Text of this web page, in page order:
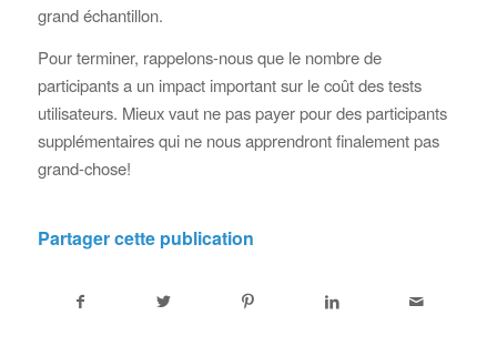
grand échantillon.
Pour terminer, rappelons-nous que le nombre de
participants a un impact important sur le coût des tests
utilisateurs. Mieux vaut ne pas payer pour des participants
supplémentaires qui ne nous apprendront finalement pas
grand-chose!
Partager cette publication